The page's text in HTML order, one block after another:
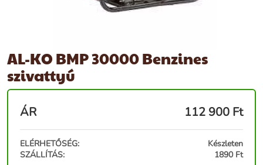
AL-KO BMP 30000 Benzines
szivattyú
ÁR 112 900 Ft
ELÉRHETŐSÉG:
Készleten
SZÁLLÍTÁS:
1890 Ft